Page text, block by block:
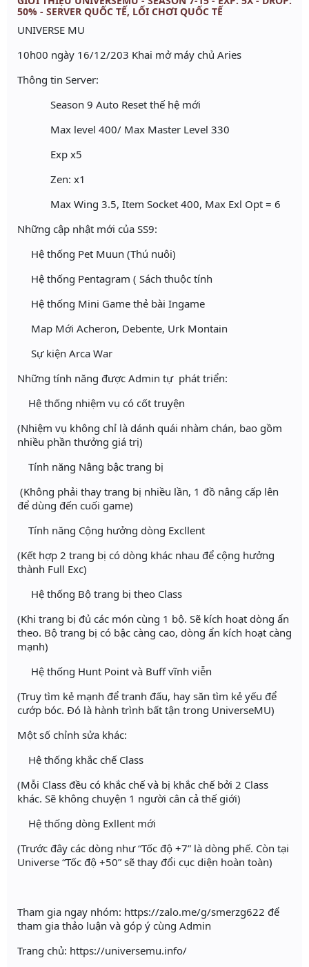
50% - SERVER QUỐC TẾ, LỐI CHƠI QUỐC TẾ
UNIVERSE MU
10h00 ngày 16/12/203 Khai mở máy chủ Aries
Thông tin Server:
Season 9 Auto Reset thế hệ mới
Max level 400/ Max Master Level 330
Exp x5
Zen: x1
Max Wing 3.5, Item Socket 400, Max Exl Opt = 6
Những cập nhật mới của SS9:
Hệ thống Pet Muun (Thú nuôi)
Hệ thống Pentagram ( Sách thuộc tính
Hệ thống Mini Game thẻ bài Ingame
Map Mới Acheron, Debente, Urk Montain
Sự kiện Arca War
Những tính năng được Admin tự phát triển:
Hệ thống nhiệm vụ có cốt truyện
(Nhiệm vụ không chỉ là dánh quái nhàm chán, bao gồm
nhiều phần thưởng giá trị)
Tính năng Nâng bậc trang bị
(Không phải thay trang bị nhiều lần, 1 đồ nâng cấp lên
để dùng đến cuối game)
Tính năng Cộng hưởng dòng Excllent
(Kết hợp 2 trang bị có dòng khác nhau để cộng hưởng
thành Full Exc)
Hệ thống Bộ trang bị theo Class
(Khi trang bị đủ các món cùng 1 bộ. Sẽ kích hoạt dòng ẩn
theo. Bộ trang bị có bậc càng cao, dòng ẩn kích hoạt càng
mạnh)
Hệ thống Hunt Point và Buff vĩnh viễn
(Truy tìm kẻ mạnh để tranh đấu, hay săn tìm kẻ yếu để
cướp bóc. Đó là hành trình bất tận trong UniverseMU)
Một số chỉnh sửa khác:
Hệ thống khắc chế Class
(Mỗi Class đều có khắc chế và bị khắc chế bởi 2 Class
khác. Sẽ không chuyện 1 người cân cả thế giới)
Hệ thống dòng Exllent mới
(Trước đây các dòng như “Tốc độ +7” là dòng phế. Còn tại
Universe “Tốc độ +50” sẽ thay đổi cục diện hoàn toàn)
Tham gia ngay nhóm: https://zalo.me/g/smerzg622 để
tham gia thảo luận và góp ý cùng Admin
Trang chủ: https://universemu.info/